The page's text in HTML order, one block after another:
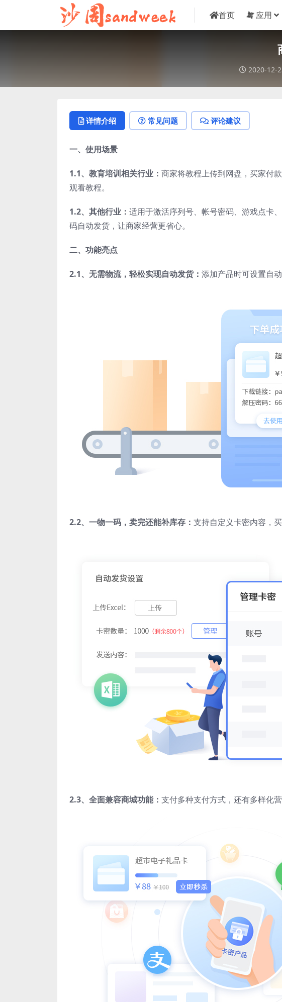
首页 应用
2020-12-
详情介绍 常见问题 评论建议
一、使用场景
1.1、 教育培训相关行业： 商家将教程上传到网盘，买家付
观看教程。
1.2、 其他行业： 适用于激活序列号、帐号密码、游戏点卡
码自动发货，让商家经营更省心。
二、功能亮点
2.1、无需物流，轻松实现自动发货： 添加产品时可设置自
2.2、一物一码，卖完还能补库存： 支持自定义卡密内容，
2.3、 全面兼容商城功能： 支付多种支付方式，还有多样化